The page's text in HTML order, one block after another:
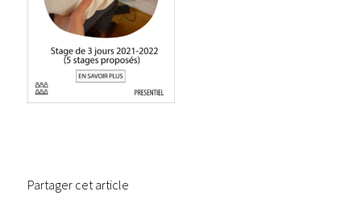
Partager cet article